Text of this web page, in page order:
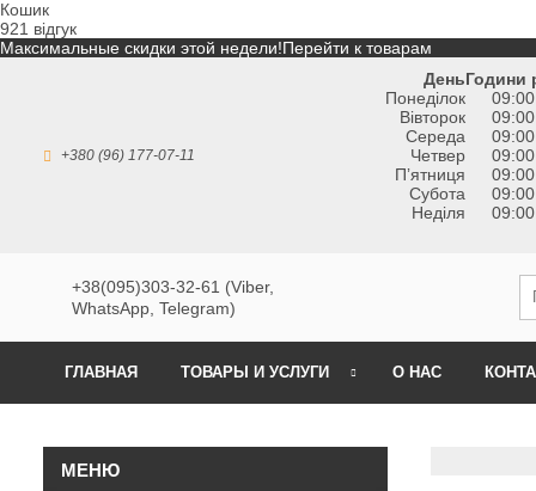
Кошик
921 відгук
Максимальные скидки этой недели!Перейти к товарам
+380 (96) 177-07-11
ДеньГодини
Понеділок
Вівторок
Середа
Четвер
Пʼятниця
Субота
Неділя
+38(095)303-32-61 (Viber,
WhatsApp, Telegram)
ГЛАВНАЯ ТОВАРЫ И УСЛУГИ О НАС